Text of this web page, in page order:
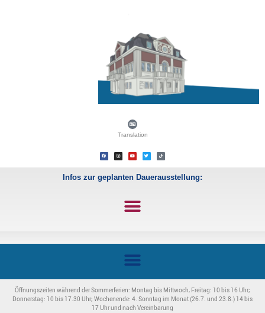
Translation
Infos zur geplanten Dauerausstellung:
Öffnungszeiten während der Sommerferien: Montag bis Mittwoch, Freitag: 10 bis 16 Uhr;
Donnerstag: 10 bis 17.30 Uhr; Wochenende: 4. Sonntag im Monat (26.7. und 23.8.) 14 bis
17 Uhr und nach Vereinbarung